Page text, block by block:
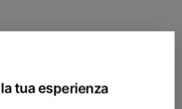
tua esperienza